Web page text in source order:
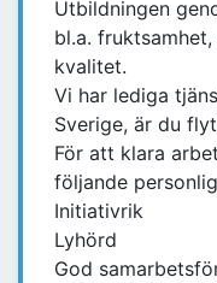
Utbildningen
bl.a.
kvalitet.
Vi har lediga
Sverige, är du
För att klara
följande
Initiativrik
Lyhörd
God